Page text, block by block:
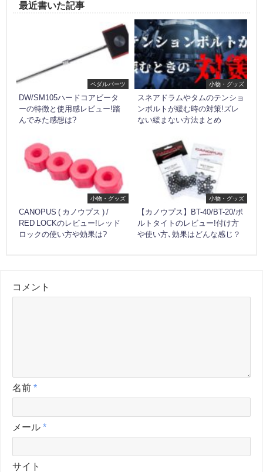
最近書いた記事
ペダルパーツ
DW/SM105ハードコアビータ
ーの特徴と使用感レビュー!踏
んでみた感想は?
小物・グッズ
スネアドラムやタムのテンショ
ンボルトが緩む時の対策!ズレ
ない緩まない方法まとめ
小物・グッズ
CANOPUS ( カノウプス ) /
RED LOCKのレビュー!レッド
ロックの使い方や効果は?
小物・グッズ
【カノウプス】BT-40/BT-20/ボ
ルトタイトのレビュー!付け方
や使い方､効果はどんな感じ？
コメント
名前 *
メール *
サイト